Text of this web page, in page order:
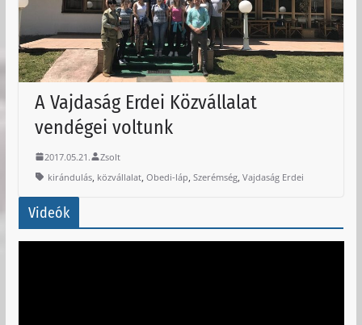
A Vajdaság Erdei Közvállalat
vendégei voltunk
2017.05.21.
Zsolt
kirándulás, közvállalat, Obedi-láp, Szerémség, Vajdaság Erdei
Videók